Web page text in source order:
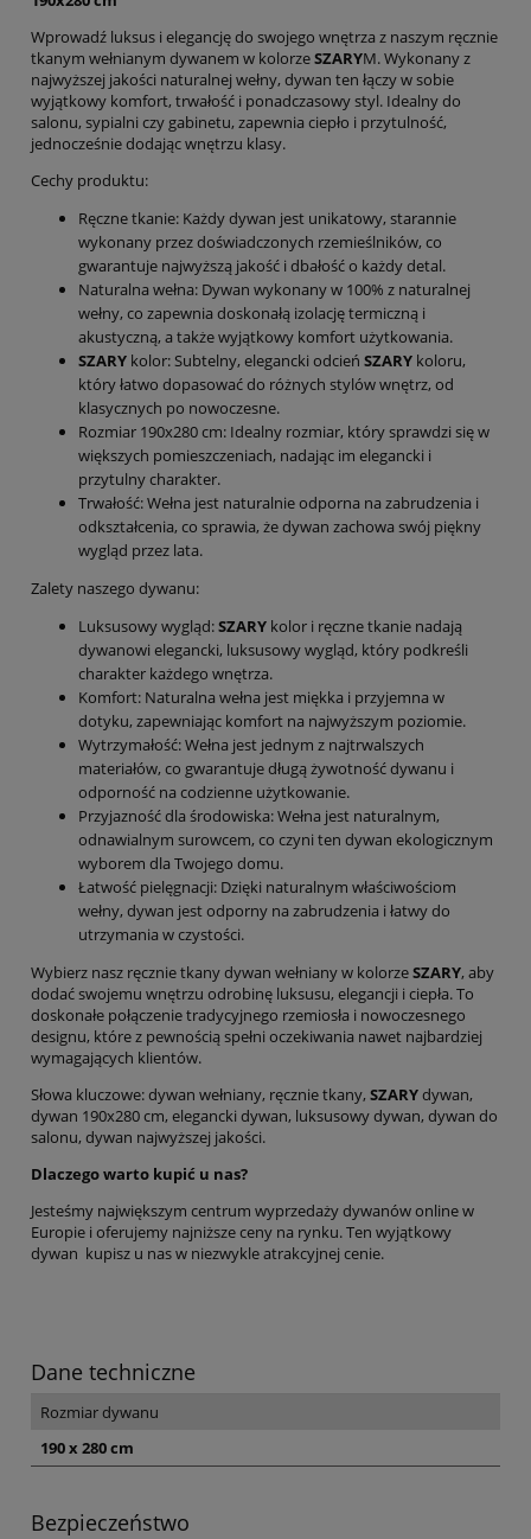
Wprowadź luksus i elegancję do swojego wnętrza z naszym ręcznie
tkanym wełnianym dywanem w kolorzeSZARYM. Wykonany z
najwyższej jakości naturalnej wełny, dywan ten łączy w sobie
wyjątkowy komfort, trwałość i ponadczasowy styl. Idealny do
salonu, sypialni czy gabinetu, zapewnia ciepło i przytulność,
jednocześnie dodając wnętrzu klasy.
Cechy produktu:
Ręczne tkanie: Każdy dywan jest unikatowy, starannie
wykonany przez doświadczonych rzemieślników, co
gwarantuje najwyższą jakość i dbałość o każdy detal.
Naturalna wełna: Dywan wykonany w 100% z naturalnej
wełny, co zapewnia doskonałą izolację termiczną i
akustyczną, a także wyjątkowy komfort użytkowania.
SZARY kolor: Subtelny, elegancki odcień SZARY koloru,
który łatwo dopasować do różnych stylów wnętrz, od
klasycznych po nowoczesne.
Rozmiar 190x280 cm: Idealny rozmiar, który sprawdzi się w
większych pomieszczeniach, nadając im elegancki i
przytulny charakter.
Trwałość: Wełna jest naturalnie odporna na zabrudzenia i
odkształcenia, co sprawia, że dywan zachowa swój piękny
wygląd przez lata.
Zalety naszego dywanu:
Luksusowy wygląd:SZARY kolor i ręczne tkanie nadają
dywanowi elegancki, luksusowy wygląd, który podkreśli
charakter każdego wnętrza.
Komfort: Naturalna wełna jest miękka i przyjemna w
dotyku, zapewniając komfort na najwyższym poziomie.
Wytrzymałość: Wełna jest jednym z najtrwalszych
materiałów, co gwarantuje długą żywotność dywanu i
odporność na codzienne użytkowanie.
Przyjazność dla środowiska: Wełna jest naturalnym,
odnawialnym surowcem, co czyni ten dywan ekologicznym
wyborem dla Twojego domu.
Łatwość pielęgnacji: Dzięki naturalnym właściwościom
wełny, dywan jest odporny na zabrudzenia i łatwy do
utrzymania w czystości.
Wybierz nasz ręcznie tkany dywan wełniany w kolorzeSZARY, aby
dodać swojemu wnętrzu odrobinę luksusu, elegancji i ciepła. To
doskonałe połączenie tradycyjnego rzemiosła i nowoczesnego
designu, które z pewnością spełni oczekiwania nawet najbardziej
wymagających klientów.
Słowa kluczowe: dywan wełniany, ręcznie tkany, SZARYdywan,
dywan 190x280 cm, elegancki dywan, luksusowy dywan, dywan do
salonu, dywan najwyższej jakości.
Dlaczego warto kupić u nas?
Jesteśmy największym centrum wyprzedaży dywanów online w
Europie i oferujemy najniższe ceny na rynku. Ten wyjątkowy
dywan kupisz u nas w niezwykle atrakcyjnej cenie.
Dane techniczne
Rozmiar dywanu
190 x 280 cm
Bezpieczeństwo